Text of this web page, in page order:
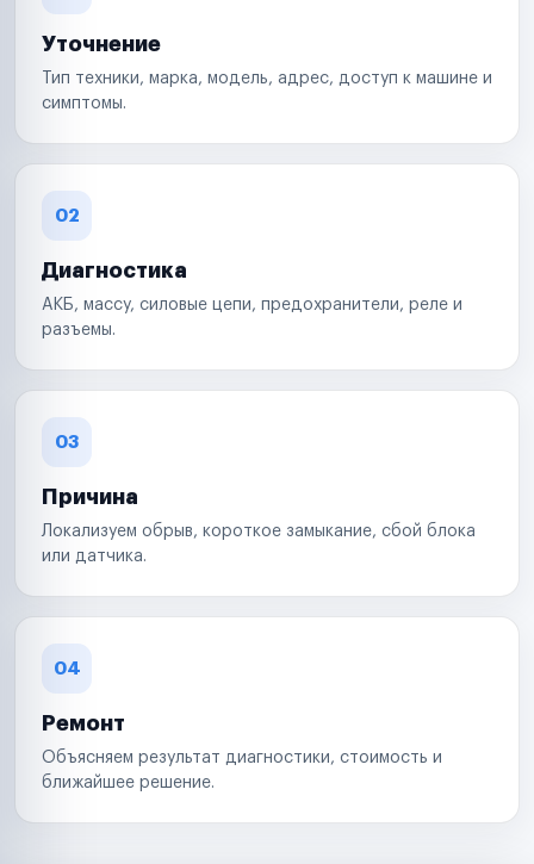
Уточнение
Тип техники, марка, модель, адрес, доступ к машине и
симптомы.
02
Диагностика
АКБ, массу, силовые цепи, предохранители, реле и
разъемы.
03
Причина
Локализуем обрыв, короткое замыкание, сбой блока
или датчика.
04
Ремонт
Объясняем результат диагностики, стоимость и
ближайшее решение.